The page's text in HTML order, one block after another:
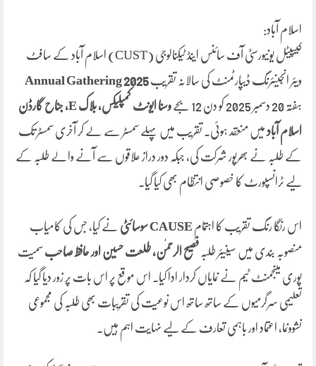
اسلام آباد:
کیپیٹل یونیورسٹی آف سائنس اینڈ ٹیکنالوجی (CUST) اسلام آباد کے سافٹ
ویئر انجینئرنگ ڈیپارٹمنٹ کی سالانہ تقریبAnnual Gathering 2025
ہفتہ 20 دسمبر 2025 کو دن 12 بجے وسنا ایونٹ کمپلیکس، بلاک E، جناح گارڈن
اسلام آباد میں منعقد ہوئی۔ تقریب میں پہلے سمسٹر سے لے کر آخری سمسٹر تک
کے طلبہ نے بھرپور شرکت کی، جبکہ دور دراز علاقوں سے آنے والے طلبہ کے
لیے ٹرانسپورٹ کا خصوصی انتظام بھی کیا گیا۔
اس رنگا رنگ تقریب کا اہتمام CAUSE سوسائٹی نے کیا، جس کی کامیاب
منصوبہ بندی میں سینیئر طلبہ فصیح الرحمٰن، طلعت حسین اور حافظ صاحب سمیت
پوری مینجمنٹ ٹیم نے نمایاں کردار ادا کیا۔ اس موقع پر اس بات پر زور دیا گیا کہ
تعلیمی سرگرمیوں کے ساتھ ساتھ اس نوعیت کی تقریبات بھی طلبہ کی مجموعی
نشوونما، اعتماد اور باہمی تعارف کے لیے نہایت اہم ہیں۔